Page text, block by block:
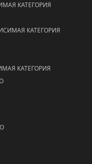
КАТЕГОРИЯ
КАТЕГОРИЯ
КАТЕГОРИЯ